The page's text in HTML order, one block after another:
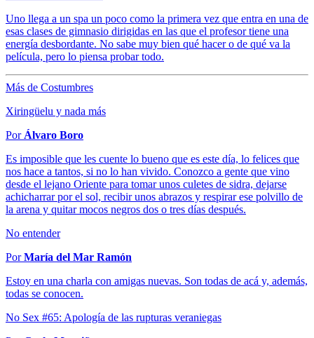
Uno llega a un spa un poco como la primera vez que entra en una de
esas clases de gimnasio dirigidas en las que el profesor tiene una
energía desbordante. No sabe muy bien qué hacer o de qué va la
película, pero lo piensa probar todo.
Más de Costumbres
Xiringüelu y nada más
Por Álvaro Boro
Es imposible que les cuente lo bueno que es este día, lo felices que
nos hace a tantos, si no lo han vivido. Conozco a gente que vino
desde el lejano Oriente para tomar unos culetes de sidra, dejarse
achicharrar por el sol, recibir unos abrazos y respirar ese polvillo de
la arena y quitar mocos negros dos o tres días después.
No entender
PorMaría del Mar Ramón
Estoy en una charla con amigas nuevas. Son todas de acá y, además,
todas se conocen.
No Sex #65: Apología de las rupturas veraniegas